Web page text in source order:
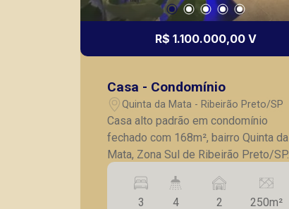
R$ 1.100.000,00 V
Casa - Condomínio
Quinta da Mata - Ribeirão Preto/SP
Casa alto padrão em condomínio
fechado com 168m², bairro Quinta da
Mata, Zona Sul de Ribeirão Preto/SP. -
3 suítes, sendo 1master com closet; -
Lavabo; - Sala para 2 ambientes com
painel de madeira; - Cozinha com
3 4 2 250m²